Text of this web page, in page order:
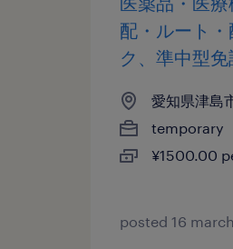
配・ルート
ク、準中型免
愛知県津島
temporary
¥1500.00
posted 16